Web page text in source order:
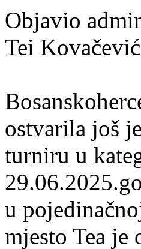
Objavio
Tei
ostvarila još
turniru u
u
mjesto Tea je